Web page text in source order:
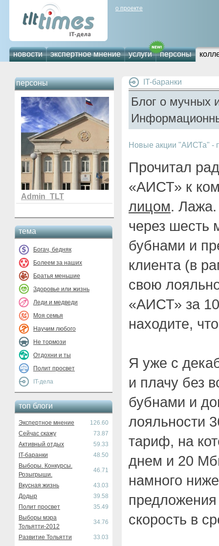
о проекте
новости экспертное мнение услуги персоны
персоны
Admin_TLT
тема
Богач, бедняк
Болеем за наших
Братья меньшие
Здоровье или жизнь
Леди и медведи
Моя семья
Научим любого
Не тормози
Отдохни и ты
Полит просвет
IT-дела
топ блоги
Экспертное мнение
126.60
Сейчас скажу
73.87
Активный отдых
59.33
IT-баранки
48.50
Выборы. Конкурсы.
Розыгрыши.
46.71
Вкусная жизнь
43.03
Додыр
39.58
Полит просвет
35.49
Выборы мэра
Тольятти-2012
34.76
Развитие Тольятти 33.03
IT-баранки
Блог о мучных
Новые акции "АИСТа" -
Прочитал
«АИСТ» к
лицом.
через шесть
бубнами и
клиента (в
свою
«АИСТ» за
находите,
Я уже с
и плачу без
бубнами и
лояльности
тариф, на
днем и 20
намного
скорость в